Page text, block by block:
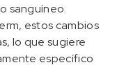
sanguíneo.
estos cambios
lo que sugiere
específico